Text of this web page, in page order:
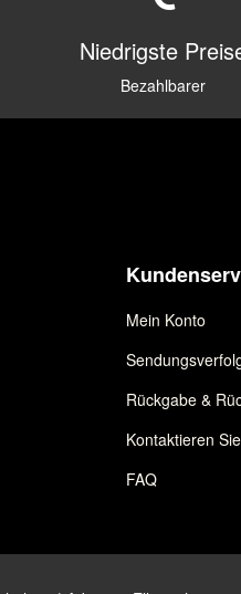
Niedrigste
Bezahlbarer
Mein Konto
Rückgabe &
Kontaktieren
FAQ